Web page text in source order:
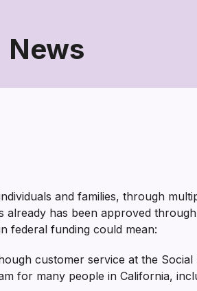
News
and families, through
already has been approved
federal funding could mean:
customer service at the
for many people in California,